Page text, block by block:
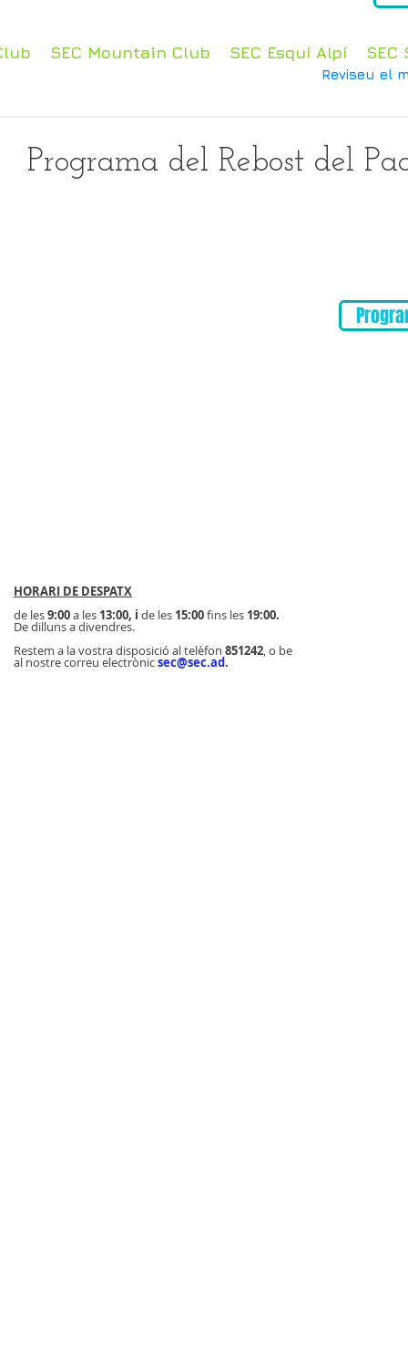
SEC Mountain Club SEC Esquí Alpí SEC
Reviseu el
Programa del Rebost del
HORARI DE DESPATX
de les9:00a les 13:00, i de les 15:00fins les 19:00.
De dilluns a divendres.
Restem a la vostra disposició al telèfon 851242, o be
al nostre correu electrònicsec@sec.ad.